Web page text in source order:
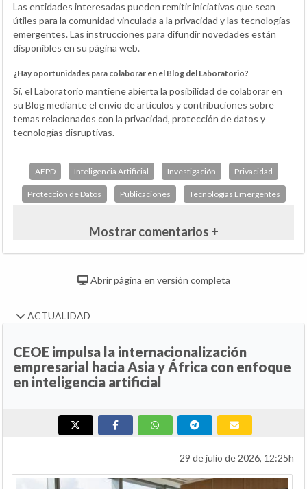
Las entidades interesadas pueden remitir iniciativas que sean
útiles para la comunidad vinculada a la privacidad y las tecnologías
emergentes. Las instrucciones para difundir novedades están
disponibles en su página web.
¿Hay oportunidades para colaborar en el Blog del Laboratorio?
Sí, el Laboratorio mantiene abierta la posibilidad de colaborar en
su Blog mediante el envío de artículos y contribuciones sobre
temas relacionados con la privacidad, protección de datos y
tecnologías disruptivas.
AEPD Inteligencia Artificial Investigación Privacidad
Protección de Datos Publicaciones Tecnologías Emergentes
Mostrar comentarios +
Abrir página en versión completa
ACTUALIDAD
CEOE impulsa la internacionalización
empresarial hacia Asia y África con enfoque
en inteligencia artificial
29 de julio de 2026, 12:25h